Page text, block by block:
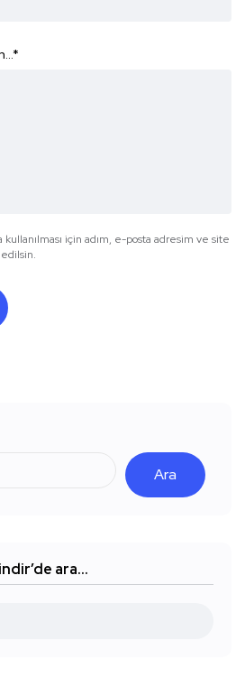
*
kullanılması için adım, e-posta adresim ve site
Ara
indir’de ara…